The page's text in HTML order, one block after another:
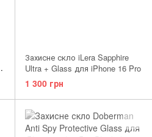
Захисне скло iLera Sapphire
Ultra + Glass для iPhone 16 Pro
1 300 грн